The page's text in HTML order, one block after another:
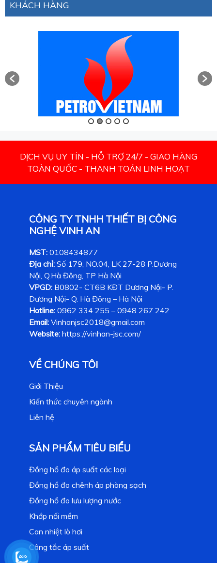
KHÁCH HÀNG
DỊCH VỤ UY TÍN - HỖ TRỢ 24/7 - GIAO HÀNG
TOÀN QUỐC - THANH TOÁN LINH HOẠT
CÔNG TY TNHH THIẾT BỊ CÔNG
NGHỆ VINH AN
MST: 0108434877
Địa chỉ: Số 179, NO.04, LK 27-28 P.Dương
Nội, Q.Hà Đông, TP Hà Nội
VPGD: B0802- CT6B KĐT Dương Nội- P.
Dương Nội- Q. Hà Đông – Hà Nội
Hotline: 0962 334 255 – 0948 267 242
Email: Vinhanjsc2018@gmail.com
Website: https://vinhan-jsc.com/
VỀ CHÚNG TÔI
Giới Thiệu
Kiến thức chuyên ngành
Liên hệ
SẢN PHẨM TIÊU BIỂU
Đồng hồ đo áp suất các loại
Đồng hồ đo chênh áp phòng sạch
Đồng hồ đo lưu lượng nước
Khớp nối mềm
Can nhiệt lò hơi
Công tắc áp suất